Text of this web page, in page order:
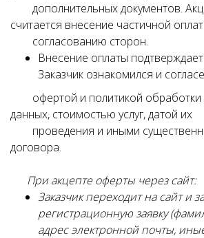
дополнительных документов.
считается внесение частичной
согласованию сторон.
Внесение оплаты
Заказчик ознакомился и
офертой и политикой обработки
данных, стоимостью услуг, датой их
проведения и иными
договора.
При акцепте оферты через сайт:
Заказчик переходит на сайт и
регистрационную заявку
адрес электронной почты,